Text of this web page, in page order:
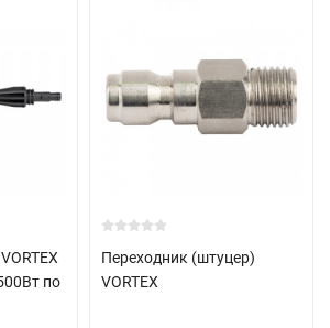
по
Переходник (штуцер)
VORTEX